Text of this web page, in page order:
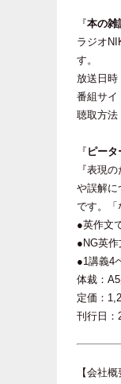
『本の雑
ラジオ
す。
放送日
番組サイ
聴取方法
『 ピー
『表現
や誤解に
です。「
●英作文
●NG英
●1講義4
体裁：
定価：
刊行日：
【会社概